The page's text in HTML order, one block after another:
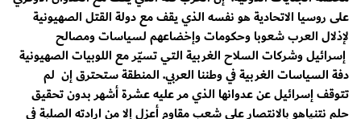
على روسيا الاتحادية هو نفسه الذي يقف مع دولة القتل الصهيونية
لإذلال العرب شعوبا وحكومات وإخضاعهم لسياسات ومصالح
إسرائيل وشركات السلاح الغربية التي تسيّر مع اللوبيات الصهيونية
دفة السياسات الغربية في وطننا العربي. المنطقة ستحترق إن لم
تتوقف إسرائيل عن عدوانها الذي مر عليه عشرة أشهر بدون تحقيق
حلم نتنياهو بالانتصار على شعب مقاوم أعزل إلا من ارادته الصلبة في